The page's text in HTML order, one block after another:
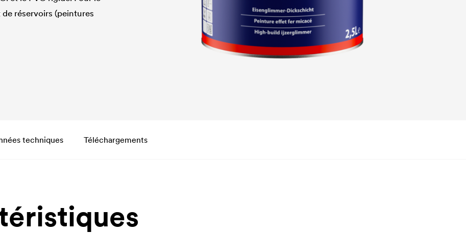
réservoirs (peintures
techniques Téléchargements